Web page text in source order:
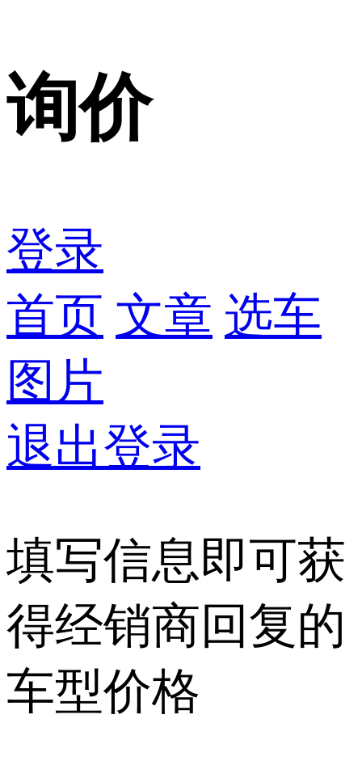
询价
登录
首页 文章 选车
图片
退出登录
填写信息即可获
得经销商回复的
车型价格